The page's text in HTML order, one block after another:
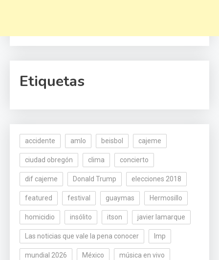
Etiquetas
accidente amlo beisbol cajeme
ciudad obregón clima concierto
dif cajeme Donald Trump elecciones 2018
featured festival guaymas Hermosillo
homicidio insólito itson javier lamarque
Las noticias que vale la pena conocer lmp
mundial 2026 México música en vivo